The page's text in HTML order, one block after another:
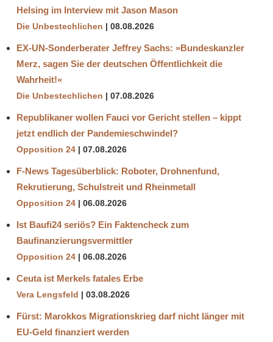
Helsing im Interview mit Jason Mason
Die Unbestechlichen 08.08.2026
EX-UN-Sonderberater Jeffrey Sachs: »Bundeskanzler
Merz, sagen Sie der deutschen Öffentlichkeit die
Wahrheit!«
Die Unbestechlichen 07.08.2026
Republikaner wollen Fauci vor Gericht stellen – kippt
jetzt endlich der Pandemieschwindel?
Opposition 24 07.08.2026
F-News Tagesüberblick: Roboter, Drohnenfund,
Rekrutierung, Schulstreit und Rheinmetall
Opposition 24 06.08.2026
Ist Baufi24 seriös? Ein Faktencheck zum
Baufinanzierungsvermittler
Opposition 24 06.08.2026
Ceuta ist Merkels fatales Erbe
Vera Lengsfeld 03.08.2026
Fürst: Marokkos Migrationskrieg darf nicht länger mit
EU-Geld finanziert werden